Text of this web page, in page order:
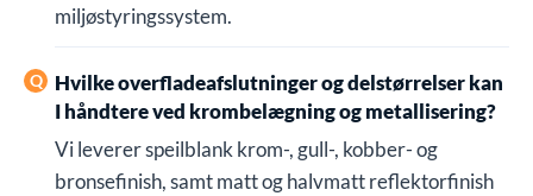
miljøstyringssystem.
Hvilke overfladeafslutninger og delstørrelser kan
I håndtere ved krombelægning og metallisering?
Vi leverer speilblank krom-, gull-, kobber- og
bronsefinish, samt matt og halvmatt reflektorfinish